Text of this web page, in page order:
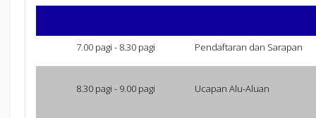
7.00 pagi - 8.30 pagi Pendaftaran dan Sarapan
8.30 pagi - 9.00 pagi Ucapan Alu-Aluan